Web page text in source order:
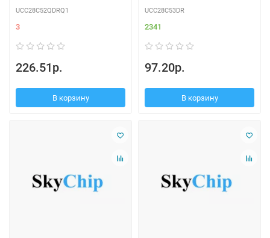
UCC28C52QDRQ1
3
226.51р.
В корзину
UCC28C53DR
2341
97.20р.
В корзину